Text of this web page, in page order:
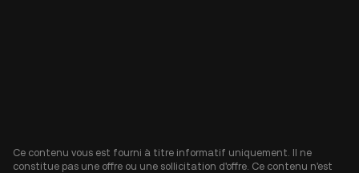
Ce contenu vous est fourni à titre informatif uniquement. Il ne
constitue pas une offre ou une sollicitation d'offre. Ce contenu n'est